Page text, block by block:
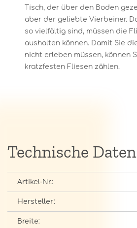
Tisch, der über den Boden
aber der geliebte Vierbeiner.
so vielfältig sind, müssen die
aushalten können. Damit Sie
nicht erleben müssen, können
kratzfesten Fliesen zählen.
Technische Daten
Artikel-Nr.:
Hersteller:
Breite: